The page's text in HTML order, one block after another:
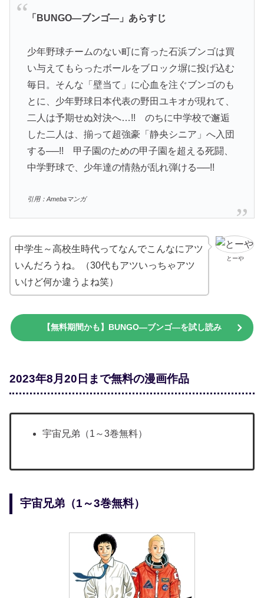
「 BUNGO―ブンゴ―」あらすじ
少年野球チームのない町に育った石浜ブンゴは買
い与えてもらったボールをブロック塀に投げ込む
毎日。そんな「壁当て」に心血を注ぐブンゴのも
とに、少年野球日本代表の野田ユキオが現れて、
二人は予期せぬ対決へ…!! のちに中学校で邂逅
した二人は、揃って超強豪「静央シニア」へ入団
する──!! 甲子園のための甲子園を超える死闘、
中学野球で、少年達の情熱が乱れ弾ける──!!
引用：Amebaマンガ
とーや
中学生～高校生時代ってなんでこんなにアツ
いんだろうね。（30代もアツいっちゃアツ
いけど何か違うよね笑）
【無料期間かも】BUNGO―ブンゴ―を試し読み
2023年8月20日まで無料の漫画作品
宇宙兄弟（1～3巻無料）
宇宙兄弟（1～3巻無料）